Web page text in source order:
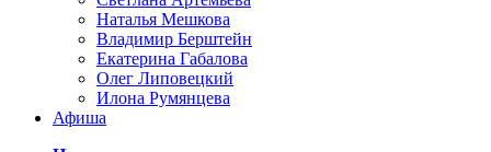
Наталья Мешкова
Владимир Берштейн
Екатерина Габалова
Олег Липовецкий
Илона Румянцева
Афиша